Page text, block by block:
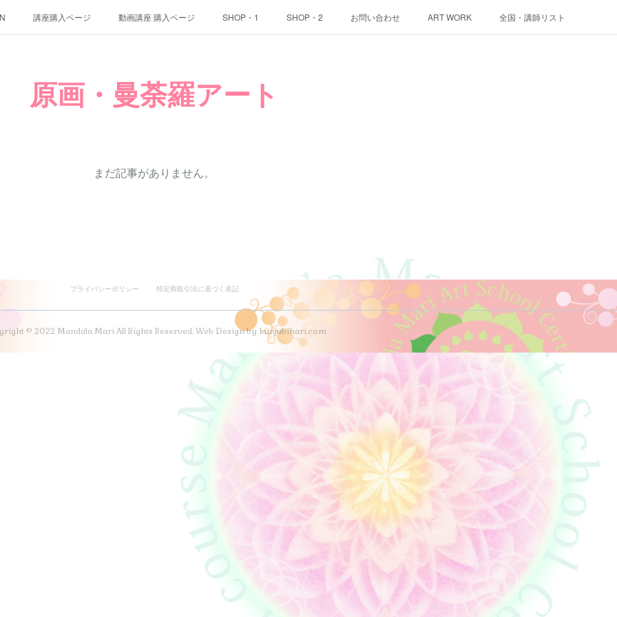
講座購入ページ 動画講座 購入ページ SHOP・1 SHOP・2 お問い合わせ ART WORK 全国・講師リスト
原画・曼荼羅アート
まだ記事がありません。
プライバシーポリシー 特定商取引法に基づく表記
© 2022 Mandala Mari All Rights Reserved. Web Design by kunjubihari.com